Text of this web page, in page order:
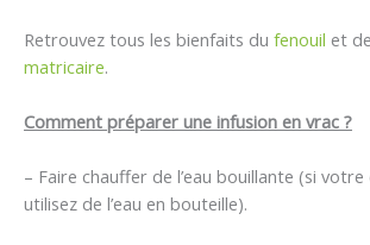
Retrouvez tous les bienfaits du fenouil et
matricaire.
Comment préparer une infusion en vrac ?
– Faire chauffer de l’eau bouillante (si
utilisez de l’eau en bouteille).